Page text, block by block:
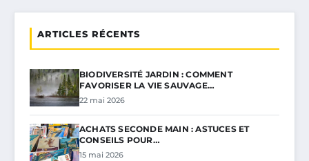
ARTICLES RÉCENTS
BIODIVERSITÉ JARDIN : COMMENT
FAVORISER LA VIE SAUVAGE…
22 mai 2026
ACHATS SECONDE MAIN : ASTUCES ET
CONSEILS POUR…
15 mai 2026